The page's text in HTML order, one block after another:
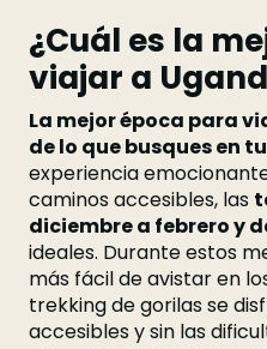
¿Cuál es la
viajar a
La mejor época para
de lo que busques en
experiencia
caminos accesibles, las
diciembre a febrero y
ideales. Durante estos
más fácil de avistar en
trekking de gorilas se
accesibles y sin las